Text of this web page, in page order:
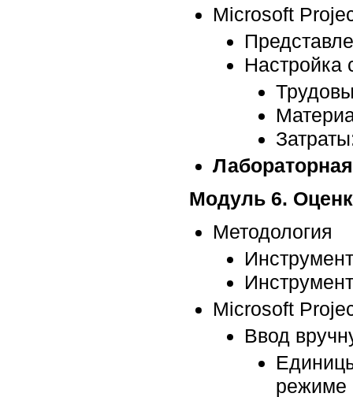
Microsoft
Настройка
Модуль 6.
Методология
Microsoft
Ввод
режиме